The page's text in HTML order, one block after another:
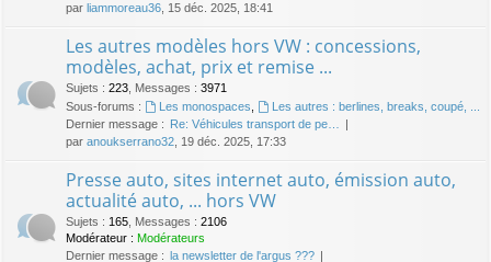
par liammoreau36 , 15 déc. 2025, 18:41
Les autres modèles hors VW : concessions,
modèles, achat, prix et remise ...
Sujets : 223 Messages : 3971
Sous-forums :
Les monospaces
Les autres : berlines, breaks, coupé, ...
Dernier message :
Re: Véhicules transport de pe…
par anoukserrano32 , 19 déc. 2025, 17:33
Presse auto, sites internet auto, émission auto,
actualité auto, ... hors VW
Sujets : 165 Messages : 2106
Modérateur : Modérateurs
Dernier message :
la newsletter de l'argus ???